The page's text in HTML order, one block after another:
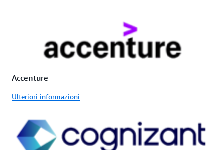
Accenture
Ulteriori informazioni